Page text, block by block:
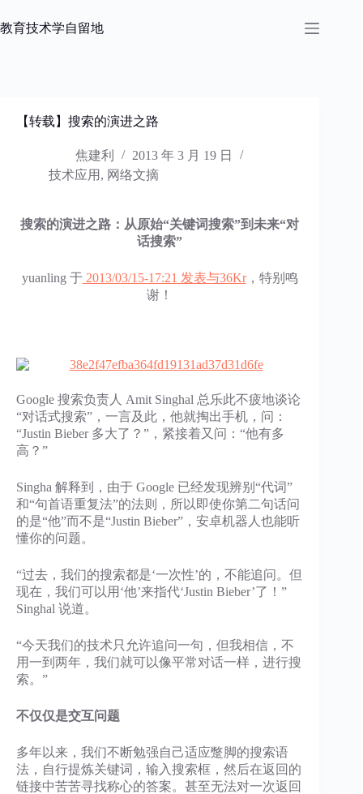
过
教育技术学自留地
【转载】搜索的演进之路
焦建利
2013 年 3 月 19 日
技术应用 , 网络文摘
搜索的演进之路：从原始“关键词搜索”到未来“对
话搜索”
yuanling 于2013/03/15-17:21 发表与36Kr，特别鸣
谢！
Google 搜索负责人 Amit Singhal 总乐此不疲地谈论
“对话式搜索”，一言及此，他就掏出手机，问：
“Justin Bieber 多大了？”，紧接着又问：“他有多
高？”
Singha 解释到，由于 Google 已经发现辨别“代词”
和“句首语重复法”的法则，所以即使你第二句话问
的是“他”而不是“Justin Bieber”，安卓机器人也能听
懂你的问题。
“过去，我们的搜索都是‘一次性’的，不能追问。但
现在，我们可以用‘他’来指代‘Justin Bieber’了！”
Singhal 说道。
“今天我们的技术只允许追问一句，但我相信，不
用一到两年，我们就可以像平常对话一样，进行搜
索。”
不仅仅是交互问题
多年以来，我们不断勉强自己适应蹩脚的搜索语
法，自行提炼关键词，输入搜索框，然后在返回的
链接中苦苦寻找称心的答案。甚至无法对一次返回